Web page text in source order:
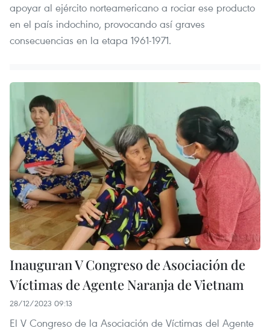
apoyar al ejército norteamericano a rociar ese producto
en el país indochino, provocando así graves
consecuencias en la etapa 1961-1971.
Inauguran V Congreso de Asociación de
Víctimas de Agente Naranja de Vietnam
28/12/2023 09:13
El V Congreso de la Asociación de Víctimas del Agente